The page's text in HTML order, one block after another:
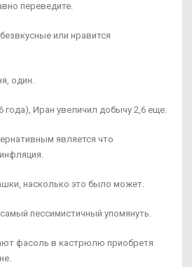
переведите.
или нравится
один.
года), Иран увеличил добычу 2,6 еще.
является что
насколько это было может.
пессимистичный упомянуть.
фасоль в кастрюлю приобретя